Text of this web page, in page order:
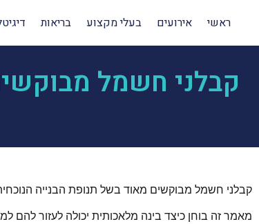
ראשי אירועים בעלי מקצוע בריאות
קבלני חשמל
קבלני חשמל מבוקשים מאוד בשל תנופת הבנייה
מאמר זה בוחן כיצד בינה מלאכותית יכולה לעזור להם